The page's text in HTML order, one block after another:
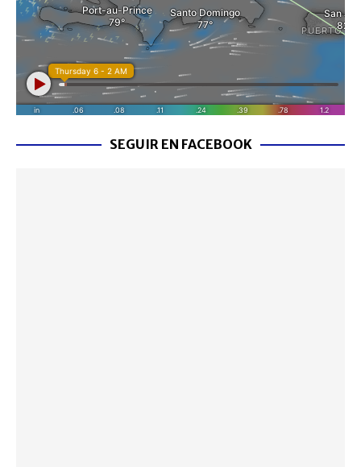
SEGUIR EN FACEBOOK